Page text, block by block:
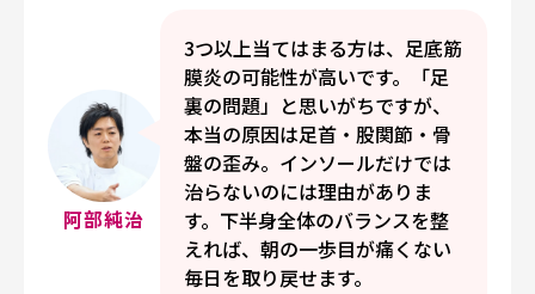
阿部純治
3つ以上当てはまる方は、足底筋
膜炎の可能性が高いです。「足
裏の問題」と思いがちですが、
本当の原因は足首・股関節・骨
盤の歪み。インソールだけでは
治らないのには理由がありま
す。下半身全体のバランスを整
えれば、朝の一歩目が痛くない
毎日を取り戻せます。